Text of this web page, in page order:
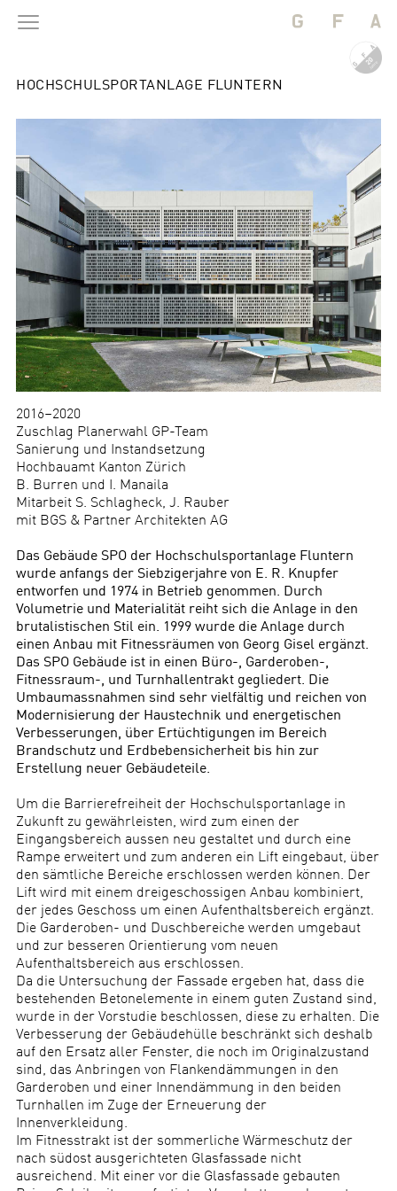
BÜRO
HOCHSCHULSPORTANLAGE FLUNTERN
2016–2020
Zuschlag Planerwahl GP-Team
Sanierung und Instandsetzung
Hochbauamt Kanton Zürich
B. Burren und I. Manaila
Mitarbeit S. Schlagheck, J. Rauber
mit BGS & Partner Architekten AG
Das Gebäude SPO der Hochschulsportanlage Fluntern
wurde anfangs der Siebzigerjahre von E. R. Knupfer
entworfen und 1974 in Betrieb genommen. Durch
Volumetrie und Materialität reiht sich die Anlage in den
brutalistischen Stil ein. 1999 wurde die Anlage durch
einen Anbau mit Fitnessräumen von Georg Gisel ergänzt.
Das SPO Gebäude ist in einen Büro-, Garderoben-,
Fitnessraum-, und Turnhallentrakt gegliedert. Die
Umbaumassnahmen sind sehr vielfältig und reichen von
Modernisierung der Haustechnik und energetischen
Verbesserungen, über Ertüchtigungen im Bereich
Brandschutz und Erdbebensicherheit bis hin zur
Erstellung neuer Gebäudeteile.
Um die Barrierefreiheit der Hochschulsportanlage in
Zukunft zu gewährleisten, wird zum einen der
Eingangsbereich aussen neu gestaltet und durch eine
Rampe erweitert und zum anderen ein Lift eingebaut, über
den sämtliche Bereiche erschlossen werden können. Der
Lift wird mit einem dreigeschossigen Anbau kombiniert,
der jedes Geschoss um einen Aufenthaltsbereich ergänzt.
Die Garderoben- und Duschbereiche werden umgebaut
und zur besseren Orientierung vom neuen
Aufenthaltsbereich aus erschlossen.
Da die Untersuchung der Fassade ergeben hat, dass die
bestehenden Betonelemente in einem guten Zustand sind,
wurde in der Vorstudie beschlossen, diese zu erhalten. Die
Verbesserung der Gebäudehülle beschränkt sich deshalb
auf den Ersatz aller Fenster, die noch im Originalzustand
sind, das Anbringen von Flankendämmungen in den
Garderoben und einer Innendämmung in den beiden
Turnhallen im Zuge der Erneuerung der
Innenverkleidung.
Im Fitnesstrakt ist der sommerliche Wärmeschutz der
nach südost ausgerichteten Glasfassade nicht
ausreichend. Mit einer vor die Glasfassade gebauten